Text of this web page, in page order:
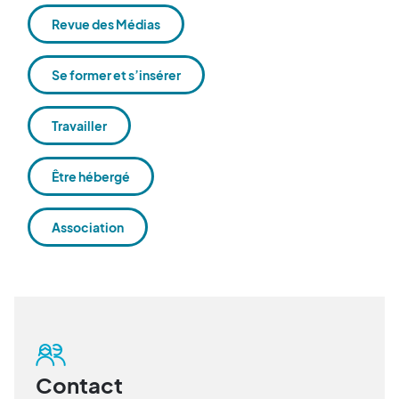
Revue des Médias
Se former et s’insérer
Travailler
Être hébergé
Association
Contact